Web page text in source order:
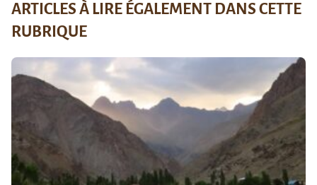
ARTICLES À LIRE ÉGALEMENT DANS CETTE
RUBRIQUE